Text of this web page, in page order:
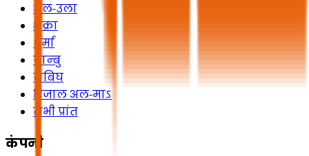
अल‑उला
शक्रा
धुर्मा
यान्बु
राबिघ
रिजाल अल‑माऽ
सभी प्रांत
कंपनी